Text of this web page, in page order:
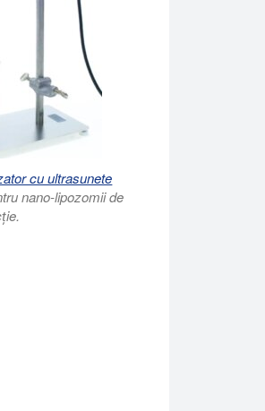
cu ultrasunete
nano-lipozomii de